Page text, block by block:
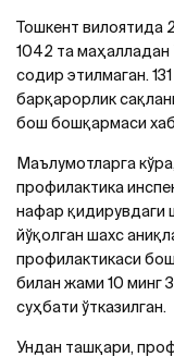
Тошкент вилоятида
1042 та маҳалладан
содир этилмаган.
барқарорлик
бош бошқармаси
Маълумотларга
профилактика
нафар қидирувдаги
йўқолган шахс
профилактикаси
билан жами 10 минг
суҳбати ўтказилган.
Ундан ташқари,